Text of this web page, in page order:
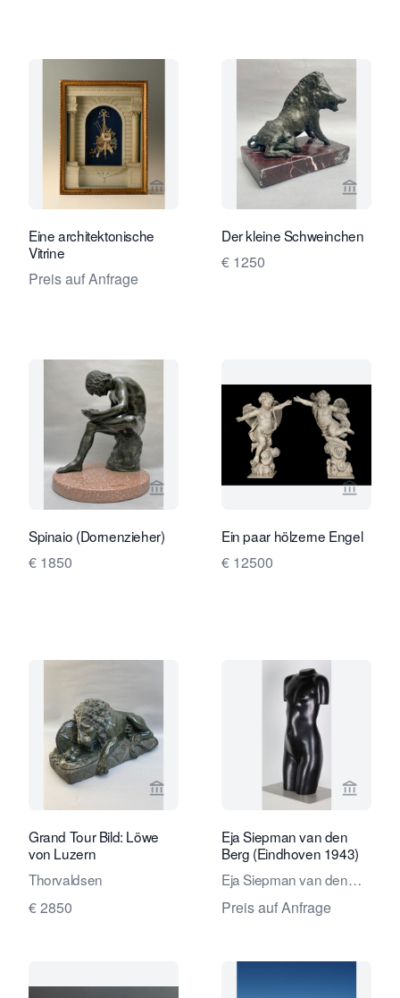
Verkaeuferseite von Limburg
Eine architektonische
Vitrine
Preis auf Anfrage
Der kleine Schweinchen
€ 1250
Verkaeuferseite von Robert
Spinaio (Dornenzieher)
€ 1850
Ein paar hölzerne Engel
€ 12500
Verkaeuferseite von Robert
Grand Tour Bild: Löwe
von Luzern
Thorvaldsen
€ 2850
Eja Siepman van den
Berg (Eindhoven 1943)
Eja Siepman van den
Berg
Preis auf Anfrage